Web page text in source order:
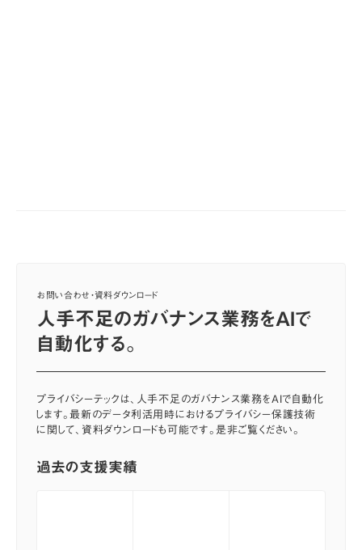
お問い合わせ・資料ダウンロード
人手不足のガバナンス業務をAIで
自動化する。
プライバシーテックは、人手不足のガバナンス業務をAIで自動化
します。最新のデータ利活用時におけるプライバシー保護技術
に関して、資料ダウンロードも可能です。是非ご覧ください。
過去の支援実績